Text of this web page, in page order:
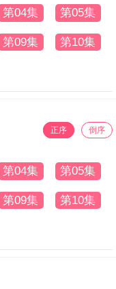
第04集 第05集
第09集 第10集
正序 倒序
第04集 第05集
第09集 第10集